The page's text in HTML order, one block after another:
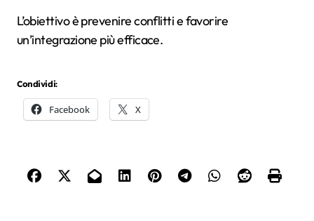
L’obiettivo è prevenire conflitti e favorire
un’integrazione più efficace.
Condividi:
Facebook X